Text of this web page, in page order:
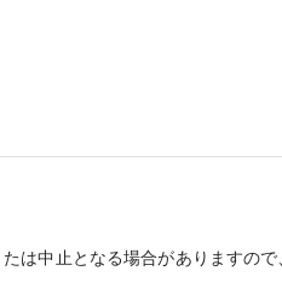
は中止となる場合がありますの